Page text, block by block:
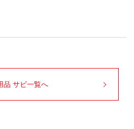
品 サビ一覧へ